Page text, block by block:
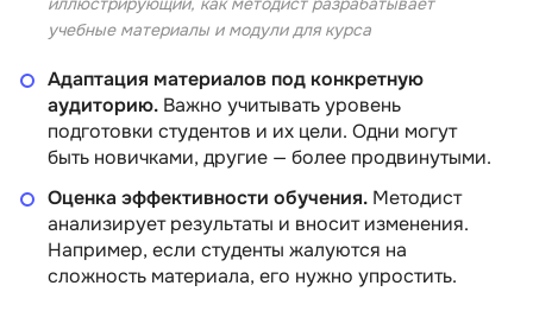
учебные материалы и модули для курса
Адаптация материалов под конкретную
аудиторию. Важно учитывать уровень
подготовки студентов и их цели. Одни могут
быть новичками, другие — более продвинутыми.
Оценка эффективности обучения. Методист
анализирует результаты и вносит изменения.
Например, если студенты жалуются на
сложность материала, его нужно упростить.